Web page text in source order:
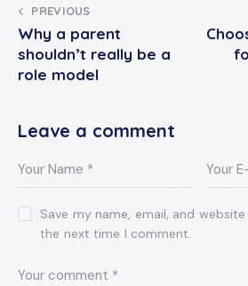
Post
navigation
PREVIOUS
Why a parent
shouldn’t really be a
role model
Leave a comment
Save my name, email, and
the next time I comment.